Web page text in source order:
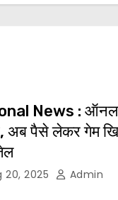
News :
अब पैसे लेकर गेम
20, 2025 Admin